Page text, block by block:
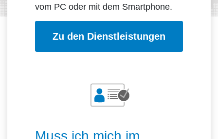
vom PC oder mit dem Smartphone.
Zu den Dienstleistungen
Muss ich mich im